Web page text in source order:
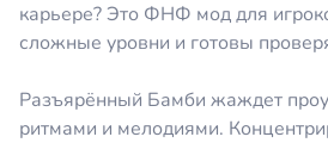
карьере? Это ФНФ мод для
сложные уровни и готовы
Разъярённый Бамби жаждет
ритмами и мелодиями.